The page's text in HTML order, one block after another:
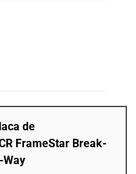
de
FrameStar Break-
Way